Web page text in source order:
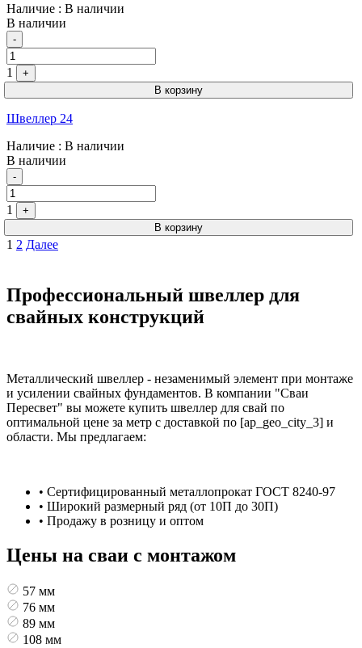
Наличие : В наличии
В наличии
Quantity
-
1
+
В корзину
Швеллер 24
Наличие : В наличии
В наличии
Quantity
-
1
+
В корзину
Пагинация
1 2 Далее
Профессиональный швеллер для
свайных конструкций
Металлический швеллер - незаменимый элемент при монтаже
и усилении свайных фундаментов. В компании "Сваи
Пересвет" вы можете купить швеллер для свай по
оптимальной цене за метр с доставкой по [ap_geo_city_3] и
области. Мы предлагаем:
• Сертифицированный металлопрокат ГОСТ 8240-97
• Широкий размерный ряд (от 10П до 30П)
• Продажу в розницу и оптом
Цены на сваи с монтажом
57 мм
76 мм
89 мм
108 мм